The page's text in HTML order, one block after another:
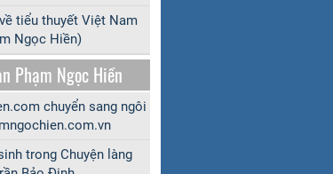
tiểu thuyết Việt Nam
Ngọc Hiền)
Phạm Ngọc Hiền
chuyển sang ngôi
trong Chuyện làng